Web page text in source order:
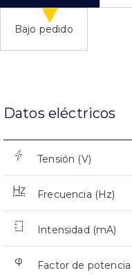
Bajo pedido
Datos eléctricos
Tensión (V)
Frecuencia (Hz)
Intensidad (mA)
Factor de potencia